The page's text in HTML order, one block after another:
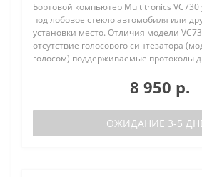
Бортовой компьютер Multitronics VC730
под лобовое стекло автомобиля или
установки место. Отличия модели
отсутствие голосового синтезатора
голосом) поддерживаемые протоколы
8 950 р.
ОЖИДАНИЕ 3-5